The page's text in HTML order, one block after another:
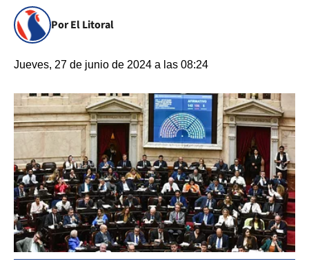
Por El Litoral
Jueves, 27 de junio de 2024 a las 08:24